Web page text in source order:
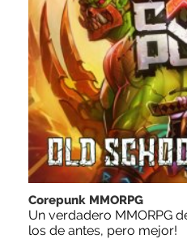
Corepunk MMORPG
Un verdadero MMORPG
los de antes, pero mejor!